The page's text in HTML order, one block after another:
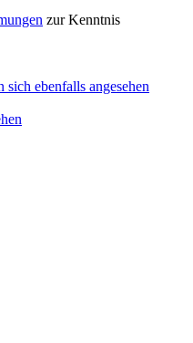
zur Kenntnis
sich ebenfalls angesehen